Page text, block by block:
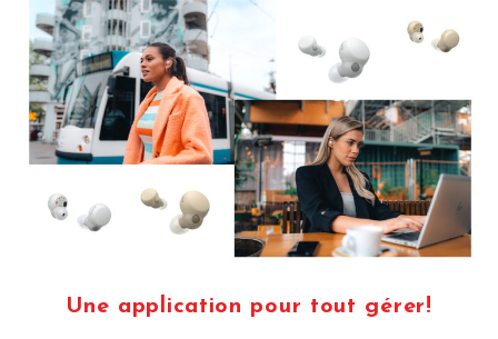
Une application pour tout gérer!